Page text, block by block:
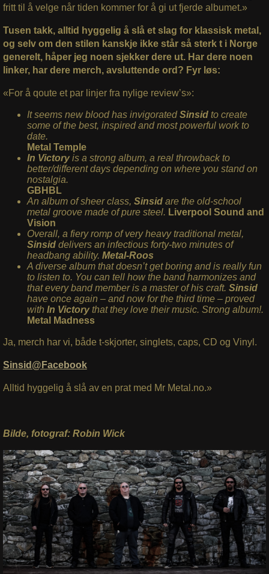
fritt til å velge når tiden kommer for å gi ut fjerde albumet.»
Tusen takk, alltid hyggelig å slå et slag for klassisk metal,
og selv om den stilen kanskje ikke står så sterk t i Norge
generelt, håper jeg noen sjekker dere ut. Har dere noen
linker, har dere merch, avsluttende ord? Fyr løs:
«For å qoute et par linjer fra nylige review’s»:
It seems new blood has invigoratedSinsid to create
some of the best, inspired and most powerful work to
date.
Metal Temple
In Victoryis a strong album, a real throwback to
better/different days depending on where you stand on
nostalgia.
GBHBL
An album of sheer class, Sinsid are the old-school
metal groove made of pure steel. Liverpool Sound and
Vision
Overall, a fiery romp of very heavy traditional metal,
Sinsid delivers an infectious forty-two minutes of
headbang ability. Metal-Roos
A diverse album that doesn’t get boring and is really fun
to listen to. You can tell how the band harmonizes and
that every band member is a master of his craft. Sinsid
have once again – and now for the third time – proved
with In Victorythat they love their music. Strong album!.
Metal Madness
Ja, merch har vi, både t-skjorter, singlets, caps, CD og Vinyl.
Sinsid@Facebook
Alltid hyggelig å slå av en prat med Mr Metal.no.»
Bilde, fotograf: Robin Wick